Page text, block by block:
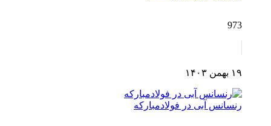
973
۱۹ بهمن ۱۴۰۳
رنسانس آبی در فولادمبارکه